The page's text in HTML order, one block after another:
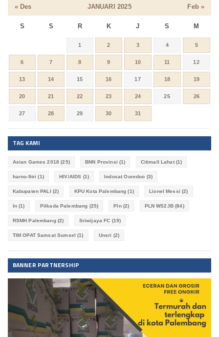
JANUARI 2025
S S R K J S M
« Des Feb »
1 2 3 4 5
6 7 8 9 10 11 12
13 14 15 16 17 18 19
20 21 22 23 24 25 26
27 28 29 30 31
TAG KAMI
Asian Games 2018 (25) BNN Provinsi (1) Citimall Lahat(1)
harno-fitri (1) HIV/AIDS (1) Indosat Ooredoo (3)
Kabupaten PALI (2) KPU Kota Palembang (1) Lionel Messi (2)
ln (1) Pilkada Palembang (25) Pln(2) PLN WS2JB(84)
RSMH Palembang(2) Sriwijaya FC (19)
TIM OPAT Samsat Sumsel (1) Unsri (2)
BANNER PARTNERSHIP